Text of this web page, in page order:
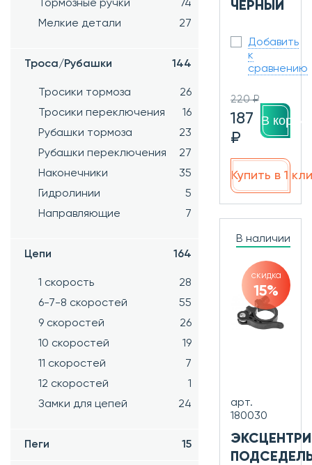
Тормозные ручки
74
Мелкие детали
27
Троса/Рубашки 144
Тросики тормоза
26
Тросики переключения
16
Рубашки тормоза
23
Рубашки переключения
27
Наконечники
35
Гидролинии
5
Направляющие
7
Цепи 164
1 скорость
28
6-7-8 скоростей
55
9 скоростей
26
10 скоростей
19
11 скоростей
7
12 скоростей
1
Замки для цепей
24
Пеги 15
ЧЕРНЫЙ
Добавить
к
сравнению
220 ₽
187
₽
В
Купить в 1
В наличии
скидка
15%
арт.
180030